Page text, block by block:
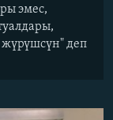
эмес,
жүрүшсүн" деп